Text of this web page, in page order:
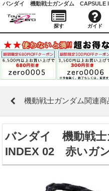
機動戦士ガンダム関連商
バンダイ 機動戦
INDEX 02 赤いガ
探す ガイド